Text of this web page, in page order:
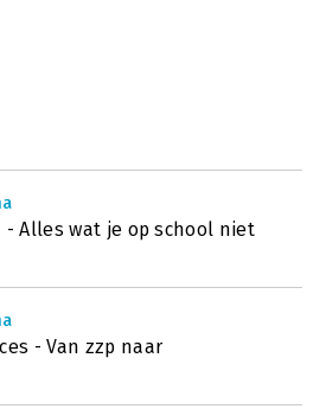
Alles wat je op school niet
- Van zzp naar